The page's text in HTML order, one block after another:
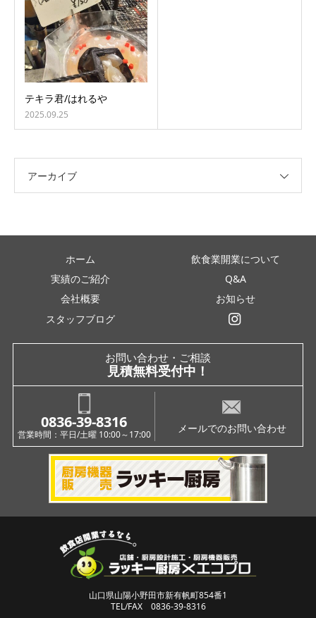
テキラ君/はれるや
2025.09.25
アーカイブ
ホーム
飲食業開業について
実績のご紹介
Q&A
会社概要
お知らせ
スタッフブログ
お問い合わせ・ご相談
見積無料受付中！
0836-39-8316
営業時間：平日/土曜 10:00～17:00 メールでのお問い合わせ
山口県山陽小野田市新有帆町854番1
TEL/FAX 0836-39-8316